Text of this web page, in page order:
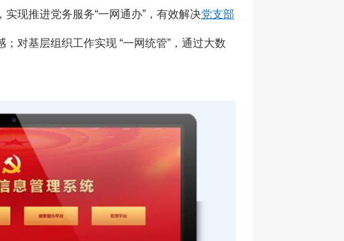
现推进党务服务“一网通办”，有效解决党支部
对基层组织工作实现 “一网统管”，通过大数